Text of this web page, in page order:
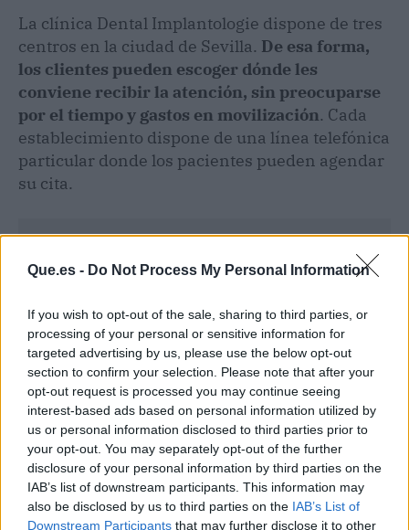
Que.es - Do Not Process My Personal Information
If you wish to opt-out of the sale, sharing to third parties, or
processing of your personal or sensitive information for
targeted advertising by us, please use the below opt-out
section to confirm your selection. Please note that after your
opt-out request is processed you may continue seeing
interest-based ads based on personal information utilized by
us or personal information disclosed to third parties prior to
your opt-out. You may separately opt-out of the further
disclosure of your personal information by third parties on the
IAB’s list of downstream participants. This information may
also be disclosed by us to third parties on the IAB’s List of
Downstream Participants that may further disclose it to other
La clínica Dental Implantologie dispone de tres
centros en la ciudad de Sevilla. De esa forma,
los clientes pueden escoger dónde les
conviene recibir la atención, sin preocuparse
por el tiempo y gastos en movilización. Cada
establecimiento dispone de una línea telefónica
particular donde los pacientes pueden agendar
su cita.
Publicidad